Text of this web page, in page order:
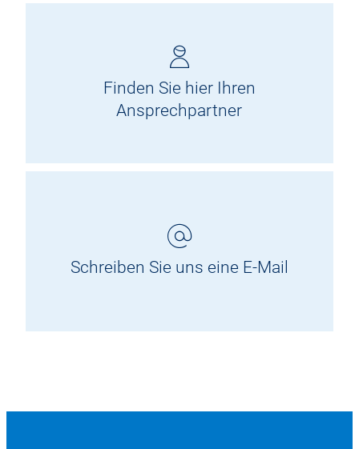
Finden Sie hier Ihren
Ansprechpartner
Schreiben Sie uns eine E-Mail